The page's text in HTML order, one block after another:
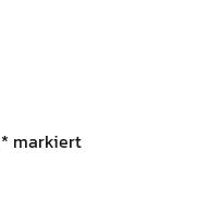
* markiert